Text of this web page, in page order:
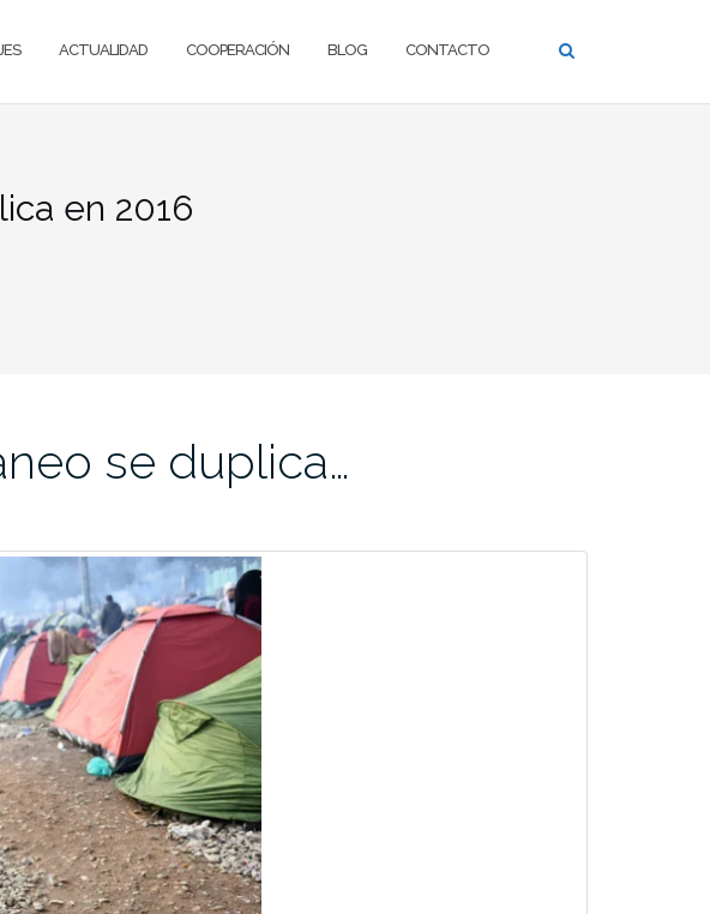
ACTUALIDAD COOPERACIÓN BLOG CONTACTO
en 2016
se duplica…